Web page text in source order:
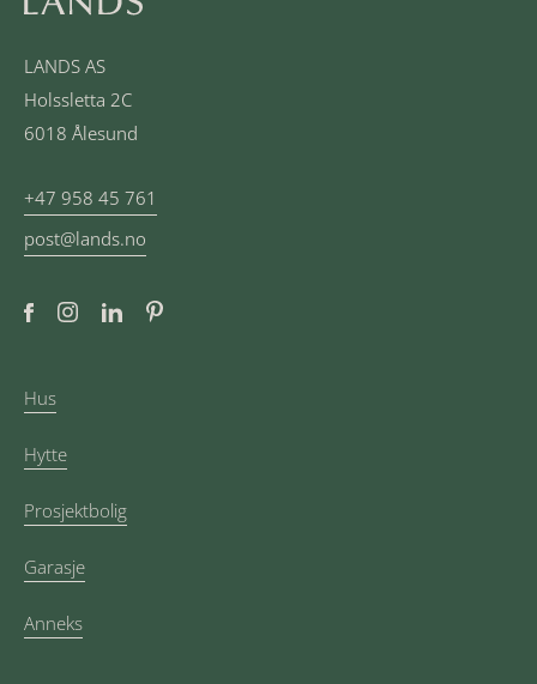
LANDS AS
Holssletta 2C
6018 Ålesund
+47 958 45 761
post@lands.no
Hus
Hytte
Prosjektbolig
Garasje
Anneks